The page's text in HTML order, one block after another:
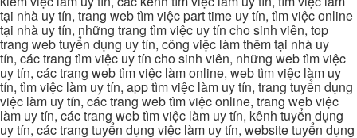
tại nhà uy tín, trang web tìm việc part time uy tín, tìm việc online
tại nhà uy tín, những trang tìm việc uy tín cho sinh viên, top
trang web tuyển dụng uy tín, công việc làm thêm tại nhà uy
tín, các trang tìm việc uy tín cho sinh viên, những web tìm việc
uy tín, các trang web tìm việc làm online, web tìm việc làm uy
tín, tìm việc làm uy tín, app tìm việc làm uy tín, trang tuyển dụng
việc làm uy tín, các trang web tìm việc online, trang web việc
làm uy tín, các trang web tìm việc làm uy tín, kênh tuyển dụng
uy tín, các trang tuyển dụng việc làm uy tín, website tuyển dụng